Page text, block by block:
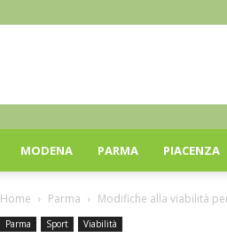
MODENA PARMA PIACENZA
Home Parma Modifiche alla viabilità
Parma Sport Viabilità